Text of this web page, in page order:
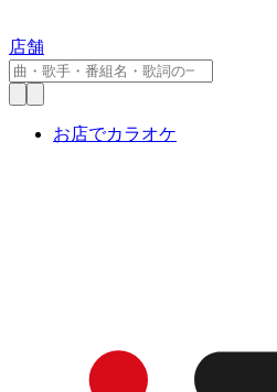
店舗
お店でカラオケ